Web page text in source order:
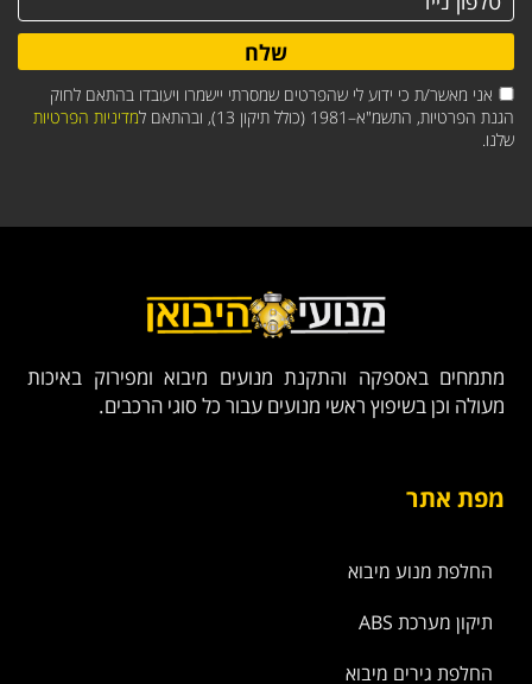
אני מאשר/ת כי ידוע לי שהפרטים שמסרתי יישמרו ויעובדו בהתאם לחוק
הגנת הפרטיות, התשמ"א–1981 (כולל תיקון 13), ובהתאם ל
מדיניות הפרטיות
שלנו.
שלח
מתמחים באספקה והתקנת מנועים מיבוא ומפירוק באיכות
מעולה וכן בשיפוץ ראשי מנועים עבור כל סוגי הרכבים.
מפת אתר
החלפת מנוע מיבוא
תיקון מערכת ABS
החלפת גירים מיבוא